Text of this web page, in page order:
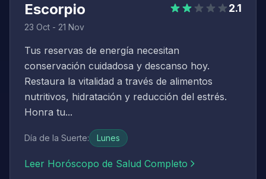
Escorpio
23 Oct - 21 Nov
2.1
Tus reservas de energía necesitan
conservación cuidadosa y descanso hoy.
Restaura la vitalidad a través de alimentos
nutritivos, hidratación y reducción del estrés.
Honra tu...
Día de la Suerte: Lunes
Leer Horóscopo de Salud Completo